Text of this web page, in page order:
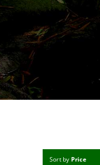
Sort by Price